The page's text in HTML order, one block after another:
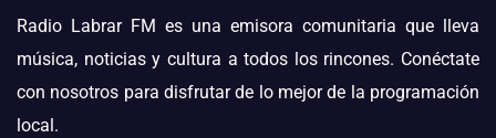
Radio Labrar FM es una emisora comunitaria que lleva
música, noticias y cultura a todos los rincones. Conéctate
con nosotros para disfrutar de lo mejor de la programación
local.